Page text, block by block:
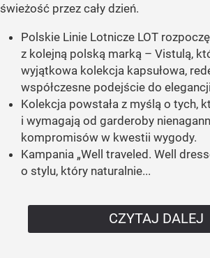
świeżość przez cały dzień.
Polskie Linie Lotnicze LOT
z kolejną polską marką – Vistulą,
wyjątkowa kolekcja kapsułowa,
współczesne podejście do
Kolekcja powstała z myślą o tych,
i wymagają od garderoby
kompromisów w kwestii wygody.
Kampania „Well traveled. Well
o stylu, który naturalnie...
CZYTAJ DALEJ